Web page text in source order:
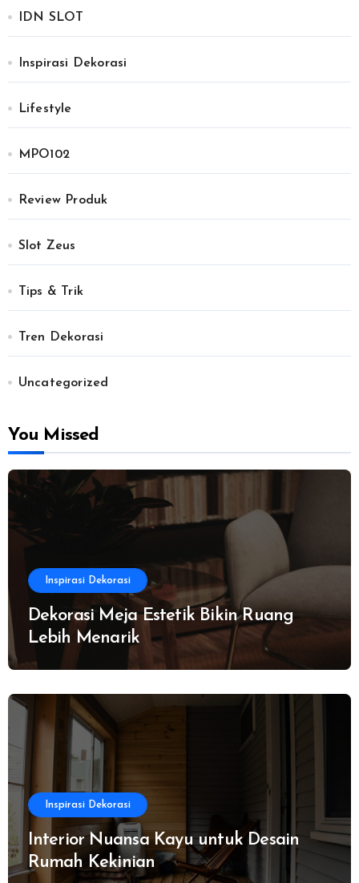
IDN SLOT
Inspirasi Dekorasi
Lifestyle
MPO102
Review Produk
Slot Zeus
Tips & Trik
Tren Dekorasi
Uncategorized
You Missed
Inspirasi Dekorasi
Dekorasi Meja Estetik Bikin Ruang
Lebih Menarik
Inspirasi Dekorasi
Interior Nuansa Kayu untuk Desain
Rumah Kekinian